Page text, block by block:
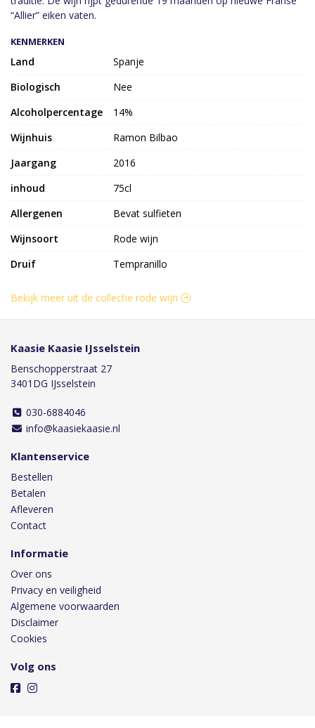
“Allier” eiken vaten.
KENMERKEN
Land
Spanje
Biologisch
Nee
Alcoholpercentage
14%
Wijnhuis
Ramon Bilbao
Jaargang
2016
inhoud
75cl
Allergenen
Bevat sulfieten
Wijnsoort
Rode wijn
Druif
Tempranillo
Bekijk meer uit de collectie rode wijn
Kaasie Kaasie IJsselstein
Benschopperstraat 27
3401DG IJsselstein
030-6884046
info@kaasiekaasie.nl
Klantenservice
Bestellen
Betalen
Afleveren
Contact
Informatie
Over ons
Privacy en veiligheid
Algemene voorwaarden
Disclaimer
Cookies
Volg ons